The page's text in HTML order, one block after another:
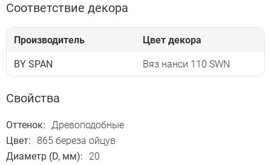
Соответствие декора
Производитель Цвет декора
BY SPAN Вяз нанси 110 SWN
Свойства
Оттенок: Древоподобные
Цвет: 865 береза ойцув
Диаметр (D, мм):
20